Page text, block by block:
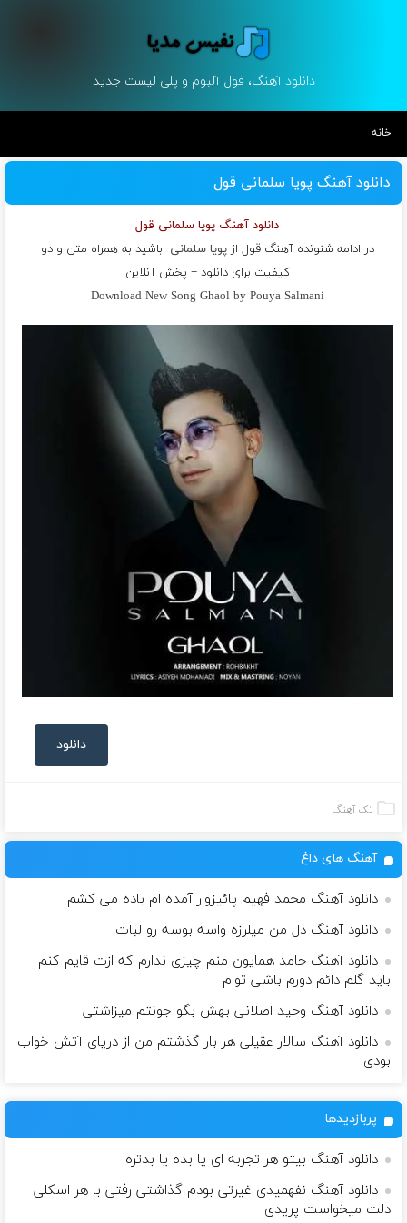
دانلود آهنگ، فول آلبوم و پلی لیست جدید
خانه
دانلود آهنگ پویا سلمانی قول
دانلود آهنگ پویا سلمانی قول
در ادامه شنونده آهنگ قول ازپویا سلمانی باشید به همراه متن و دو
کیفیت برای دانلود + پخش آنلاین
Download New Song Ghaol by Pouya Salmani
دانلود
تک آهنگ
آهنگ های داغ
دانلود آهنگ محمد فهیم پائیزوار آمده ام باده می کشم
دانلود آهنگ دل من میلرزه واسه بوسه رو لبات
دانلود آهنگ حامد همایون منم چیزی ندارم که ازت قایم کنم
باید گلم دائم دورم باشی توام
دانلود آهنگ وحید اصلانی بهش بگو جونتم میزاشتی
دانلود آهنگ سالار عقیلی هر بار گذشتم من از دریای آتش خواب
بودی
پربازدیدها
دانلود آهنگ بیتو هر تجربه ای یا بده یا بدتره
دانلود آهنگ نفهمیدی غیرتی بودم گذاشتی رفتی با هر اسکلی
دلت میخواست پریدی